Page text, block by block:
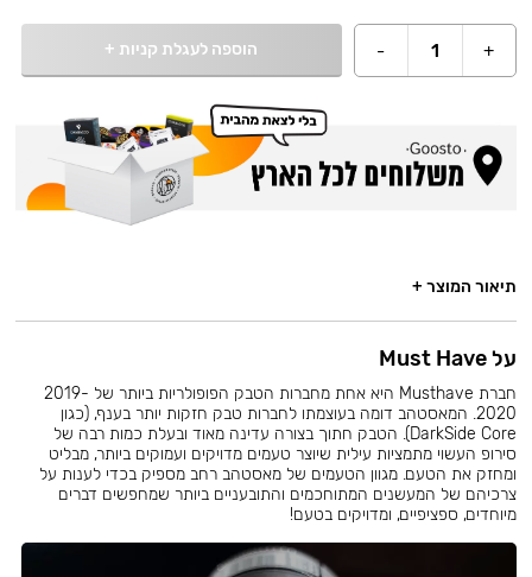
+
1
- הוספה לעגלת קניות +
תיאור המוצר +
על Must Have
חברת Musthave היא אחת מחברות הטבק הפופולריות ביותר של 2019-
2020. המאסטהב דומה בעוצמתו לחברות טבק חזקות יותר בענף, (כגון
DarkSide Core). הטבק חתוך בצורה עדינה מאוד ובעלת כמות רבה של
סירופ העשוי מתמציות עילית שיוצר טעמים מדויקים ועמוקים ביותר, מבליט
ומחזק את הטעם. מגוון הטעמים של מאסטהב רחב מספיק בכדי לענות על
צרכיהם של המעשנים המתוחכמים והתובעניים ביותר שמחפשים דברים
מיוחדים, ספציפיים, ומדויקים בטעם!